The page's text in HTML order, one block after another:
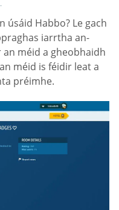
úsáid Habbo? Le gach
iarrtha an-
méid a gheobhaidh
méid is féidir leat a
préimhe.